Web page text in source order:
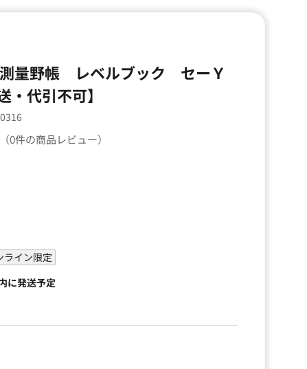
測量野帳 レベルブック セーＹ
・代引不可】
（0件の商品レビュー）
ライン限定
に発送予定